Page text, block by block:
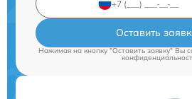
Оставить
Нажимая на кнопку "Оставить заявку" Вы